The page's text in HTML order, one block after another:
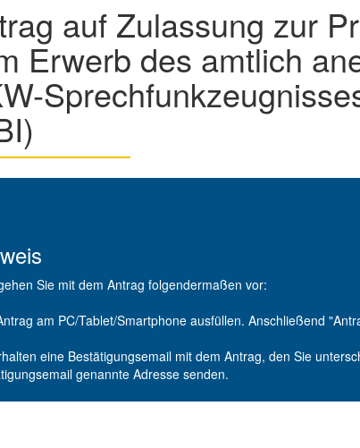
auf Zulassung zur
Erwerb des amtlich
Sie mit dem Antrag folgendermaßen vor:
am PC/Tablet/Smartphone ausfüllen. Anschließend
eine Bestätigungsemail mit dem Antrag, den Sie
genannte Adresse senden.